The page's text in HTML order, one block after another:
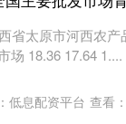
省太原市河西农
场 18.36 17.64 1....
低息配资平台 查看：